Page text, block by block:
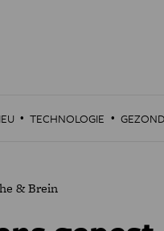
· TECHNOLOGIE ·
& Brein